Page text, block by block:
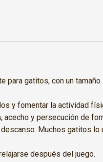
para gatitos, con un
y fomentar la actividad
y persecución de
Muchos gatitos lo
después del juego.